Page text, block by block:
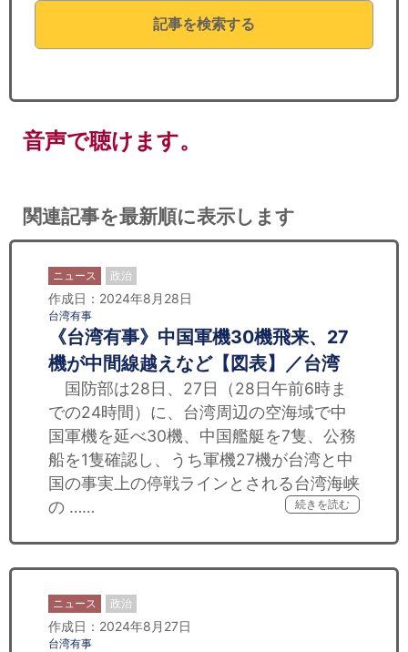
記事を検索する
音声で聴けます。
関連記事を最新順に表示します
ニュース 政治
作成日：2024年8月28日
台湾有事
《台湾有事》中国軍機30機飛来、27
機が中間線越えなど【図表】／台湾
国防部は28日、27日（28日午前6時ま
での24時間）に、台湾周辺の空海域で中
国軍機を延べ30機、中国艦艇を7隻、公務
船を1隻確認し、うち軍機27機が台湾と中
国の事実上の停戦ラインとされる台湾海峡
の ……
続きを読む
ニュース 政治
作成日：2024年8月27日
台湾有事